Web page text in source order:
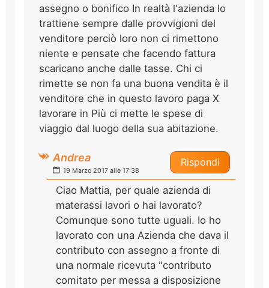
assegno o bonifico In realtà l'azienda lo
trattiene sempre dalle provvigioni del
venditore perciò loro non ci rimettono
niente e pensate che facendo fattura
scaricano anche dalle tasse. Chi ci
rimette se non fa una buona vendita è il
venditore che in questo lavoro paga X
lavorare in Più ci mette le spese di
viaggio dal luogo della sua abitazione.
Rispondi
Andrea
19 Marzo 2017 alle 17:38
Ciao Mattia, per quale azienda di
materassi lavori o hai lavorato?
Comunque sono tutte uguali. Io ho
lavorato con una Azienda che dava il
contributo con assegno a fronte di
una normale ricevuta "contributo
comitato per messa a disposizione